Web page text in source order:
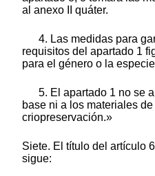
al anexo II quáter.
4. Las medidas para
requisitos del apartado 1
para el género o la
5. El apartado 1 no se
base ni a los materiales
criopreservación.»
Siete. El título del artículo
sigue: